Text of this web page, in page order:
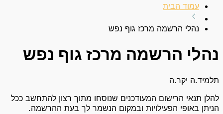
עמוד הבית
נהלי הרשמה מרכז גוף נפש
נהלי הרשמה מרכז גוף נפש
תלמיד.ה יקר.ה
להלן תנאי הרישום המעודכנים שנוסחו מתוך רצון להתחשב ככל
הניתן באופי הפעילויות ובמקום הנשמר לך בעת ההרשמה.